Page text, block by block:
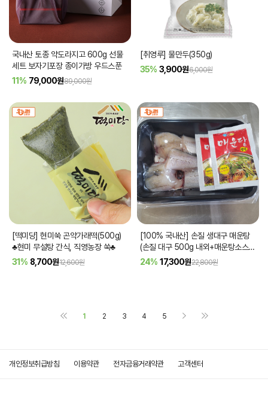
국내산 토종 약도라지고 600g 선물
세트 보자기포장 종이가방 우드스푼
11% 79,000원89,000원
[취영루] 물만두(350g)
35% 3,900원6,000원
[떡미당] 현미쑥 곤약가래떡(500g)
♣현미 무설탕 간식, 직영농장 쑥♣
31% 8,700원12,600원
[100% 국내산] 손질 생대구 매운탕
(손질 대구 500g 내외+매운탕소스 2
팩)
24% 17,300원22,800원
1 2 3 4 5
개인정보취급방침 이용약관 전자금융거래약관 고객센터